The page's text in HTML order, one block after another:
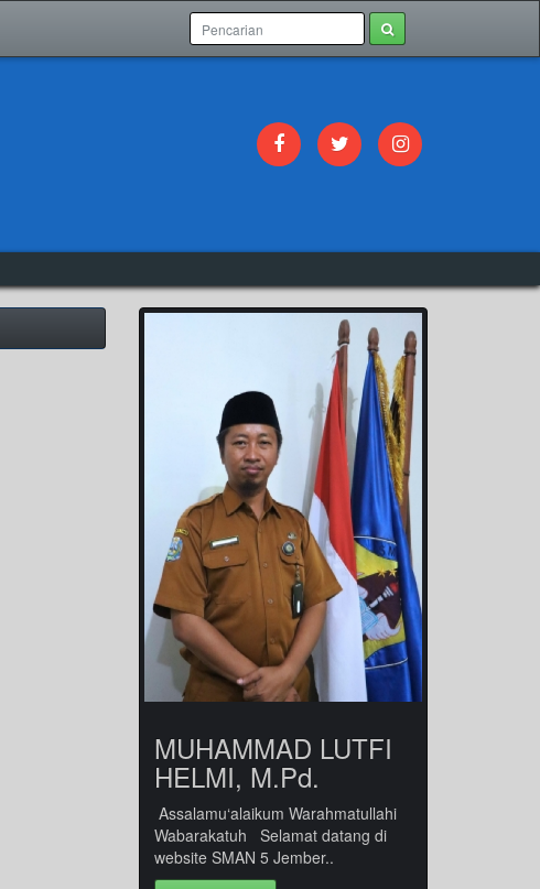
MUHAMMAD LUTFI
HELMI, M.Pd.
Assalamu‘alaikum Warahmatullahi
Wabarakatuh Selamat datang di
website SMAN 5 Jember..